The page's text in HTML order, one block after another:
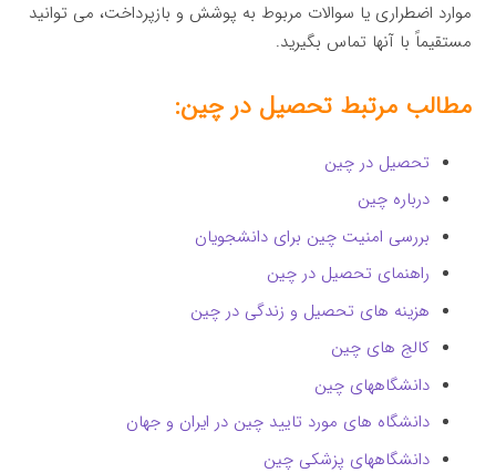
موارد اضطراری یا سوالات مربوط به پوشش و بازپرداخت، می توانید
مستقیماً با آنها تماس بگیرید.
مطالب مرتبط تحصیل در چین:
تحصیل در چین
درباره چین
بررسی امنیت چین برای دانشجویان
راهنمای تحصیل در چین
هزینه‌ های تحصیل و زندگی در چین
کالج های چین
دانشگاههای چین
دانشگاه های مورد تایید چین در ایران و جهان
دانشگاههای پزشکی چین